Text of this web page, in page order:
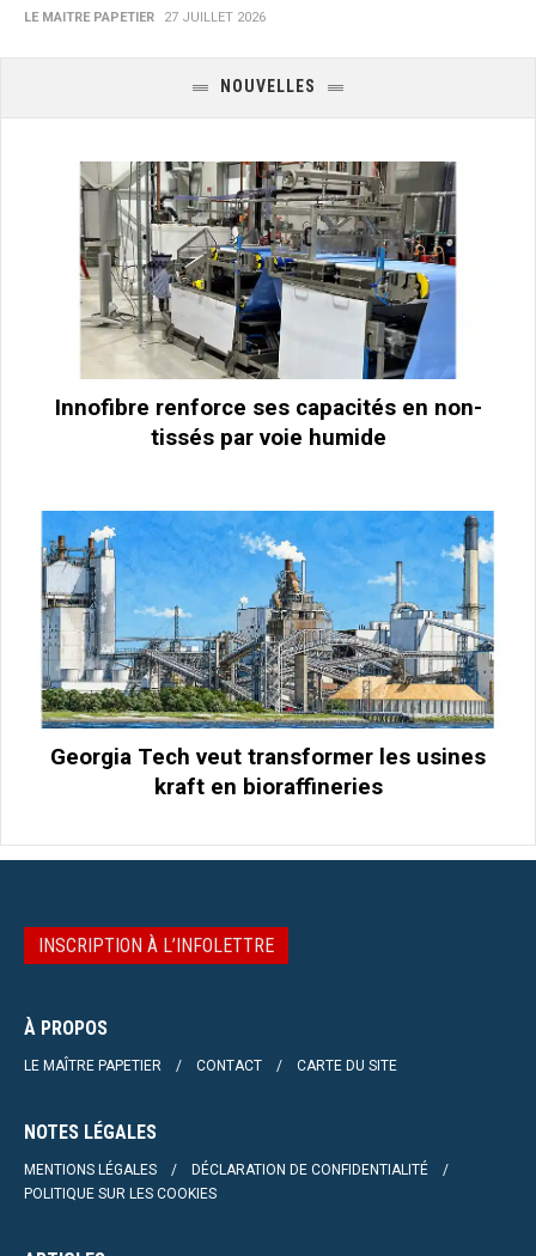
LE MAITRE PAPETIER 27 JUILLET 2026
NOUVELLES
Innofibre renforce ses capacités en non-
tissés par voie humide
Georgia Tech veut transformer les usines
kraft en bioraffineries
INSCRIPTION À L’INFOLETTRE
À PROPOS
LE MAÎTRE PAPETIER CONTACT CARTE DU SITE
NOTES LÉGALES
MENTIONS LÉGALES
DÉCLARATION DE CONFIDENTIALITÉ
POLITIQUE SUR LES COOKIES